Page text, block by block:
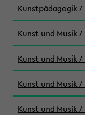
Kunstpädagogik /
Kunst und Musik /
Kunst und Musik /
Kunst und Musik /
Kunst und Musik /